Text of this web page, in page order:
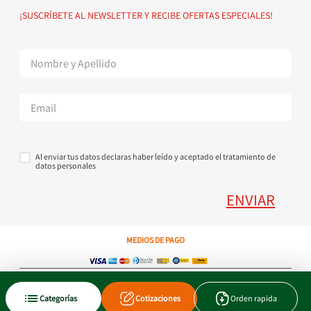
Categorías Cotizaciones Orden rapida
Suscribete al Newsletter
Superintendencia de Industria y Comercio
¡SUSCRÍBETE AL NEWSLETTER Y RECIBE OFERTAS ESPECIALES!
Al enviar tus datos declaras haber leído y aceptado el tratamiento de
datos personales
ENVIAR
MEDIOS DE PAGO
Copyright © 2023 JEN SA. Derechos Reservados. Util.com.co.